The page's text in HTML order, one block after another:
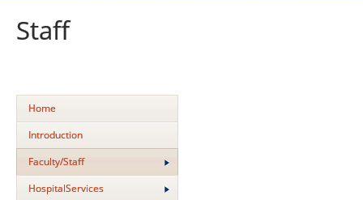
Staff
Home
Introduction
Faculty/Staff
HospitalServices